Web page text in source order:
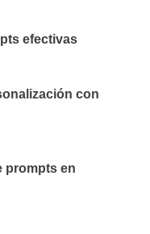
efectivas
con
prompts en